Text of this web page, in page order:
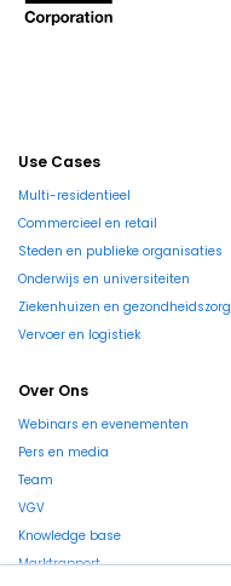
Use Cases
Multi-residentieel
Commercieel en retail
Steden en publieke organisaties
Onderwijs en universiteiten
Ziekenhuizen en gezondheidszorg
Vervoer en logistiek
Over Ons
Webinars en evenementen
Pers en media
Team
VGV
Knowledge base
Marktrapport